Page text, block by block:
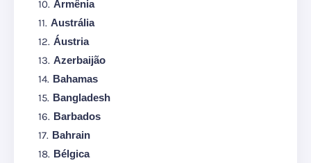
Armênia
Austrália
Áustria
Azerbaijão
Bahamas
Bangladesh
Barbados
Bahrain
Bélgica